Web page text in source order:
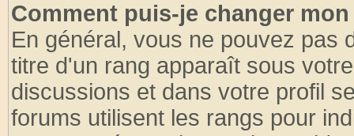
Comment puis-je changer
En général, vous ne pouvez pas
titre d'un rang apparaît sous
discussions et dans votre profil
forums utilisent les rangs pour